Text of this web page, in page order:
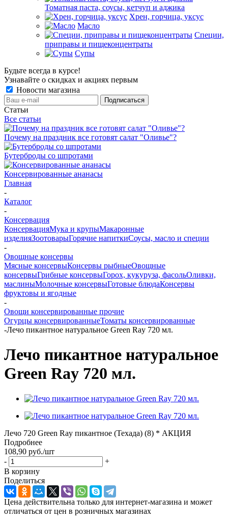
Томатная паста, соусы, кетчуп и аджика
Хрен, горчица, уксус
Масло
Специи,
приправы и пищеконцентраты
Супы
Будьте всегда в курсе!
Узнавайте о скидках и акциях первым
Новости магазина
Статьи
Все статьи
Почему на праздник все готовят салат "Оливье"?
Бутерброды со шпротами
Консервированные ананасы
Главная
-
Каталог
-
Консервация
КонсервацияМука и крупыМакаронные
изделияЗоотоварыГорячие напиткиСоусы, масло и специи
-
Овощные консервы
Мясные консервыКонсервы рыбныеОвощные
консервыГрибные консервыГорох, кукуруза, фасольОливки,
маслиныМолочные консервыГотовые блюдаКонсервы
фруктовы и ягодные
-
Овощи консервированные прочие
Огурцы консервированныеТоматы консервированные
-Лечо пикантное натуральное Green Ray 720 мл.
Лечо пикантное натуральное
Green Ray 720 мл.
Лечо 720 Green Ray пикантное (Техада) (8) * АКЦИЯ
Подробнее
108,90 руб./шт
-
+
В корзину
Поделиться
Цена действительна только для интернет-магазина и может
отличаться от цен в розничных магазинах